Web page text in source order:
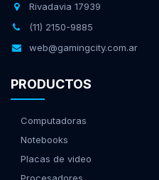
Rivadavia 17939
(11) 2150-9885
web@gamingcity.com.ar
PRODUCTOS
Computadoras
Notebooks
Placas de video